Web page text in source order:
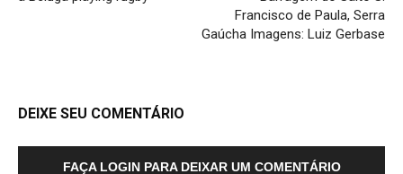
Francisco de Paula, Serra
Gaúcha Imagens: Luiz Gerbase
DEIXE SEU COMENTÁRIO
FAÇA LOGIN PARA DEIXAR UM COMENTÁRIO